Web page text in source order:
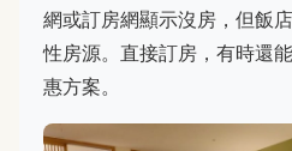
網或訂房網顯示沒房，但飯
性房源。直接訂房，有時還
惠方案。